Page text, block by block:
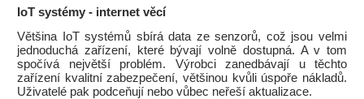
IoT systémy - internet věcí
Většina IoT systémů sbírá data ze senzorů, což jsou velmi
jednoduchá zařízení, které bývají volně dostupná. A v tom
spočívá největší problém. Výrobci zanedbávají u těchto
zařízení kvalitní zabezpečení, většinou kvůli úspoře nákladů.
Uživatelé pak podceňují nebo vůbec neřeší aktualizace.